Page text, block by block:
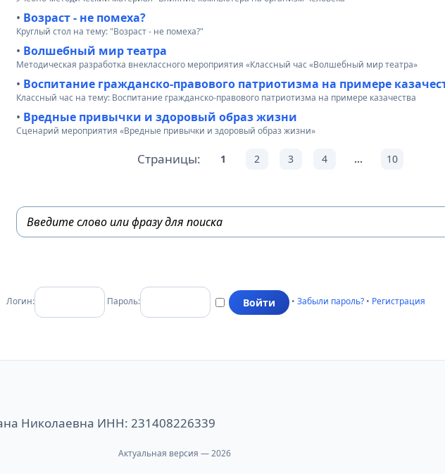
• Возраст - не помеха?
Круглый стол на тему: "Возраст - не помеха?"
• Волшебный мир театра
Методическая разработка внеклассного мероприятия «Классный час «Волшебный мир театра»
• Воспитание гражданско-правового патриотизма на примере
Классный час на тему: Воспитание гражданско-правового патриотизма на примере казачества
• Вредные привычки и здоровый образ жизни
Сценарий мероприятия «Вредные привычки и здоровый образ жизни»
Страницы: 1 2 3 4 ... 10
Логин: Пароль: • Забыли пароль? • Регистрация
Николаевна ИНН: 231408226339
Актуальная версия — 2026